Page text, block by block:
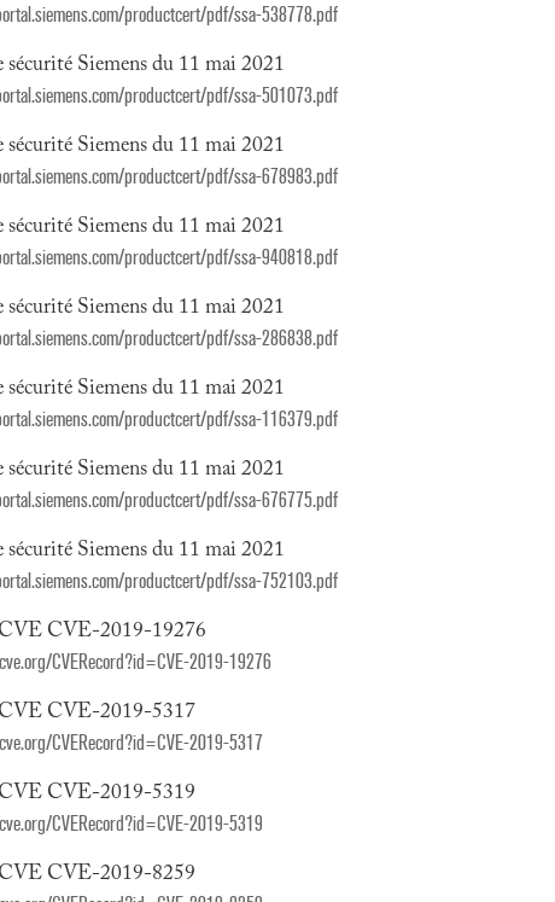
productcert/pdf/ssa-538778.pdf
Siemens du 11 mai 2021
productcert/pdf/ssa-501073.pdf
Siemens du 11 mai 2021
productcert/pdf/ssa-678983.pdf
Siemens du 11 mai 2021
productcert/pdf/ssa-940818.pdf
Siemens du 11 mai 2021
productcert/pdf/ssa-286838.pdf
Siemens du 11 mai 2021
productcert/pdf/ssa-116379.pdf
Siemens du 11 mai 2021
productcert/pdf/ssa-676775.pdf
Siemens du 11 mai 2021
productcert/pdf/ssa-752103.pdf
CVE CVE-2019-19276
CVERecord?id=CVE-2019-19276
CVE CVE-2019-5317
CVERecord?id=CVE-2019-5317
CVE CVE-2019-5319
CVERecord?id=CVE-2019-5319
CVE CVE-2019-8259